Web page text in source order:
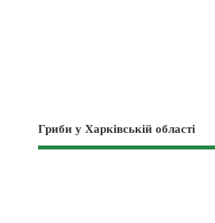
Гриби у Харківській області